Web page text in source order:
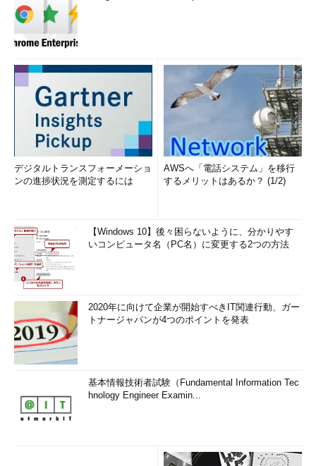
デジタルトランスフォーメーショ
ンの進捗状況を測定するには
AWSへ「電話システム」を移行
するメリットはあるか？ (1/2)
【Windows 10】後々困らないように、分かりやす
いコンピュータ名（PC名）に変更する2つの方法
2020年に向けて企業が開始すべきIT関連行動、ガー
トナージャパンが4つのポイントを発表
基本情報技術者試験（Fundamental Information Tec
hnology Engineer Examin...